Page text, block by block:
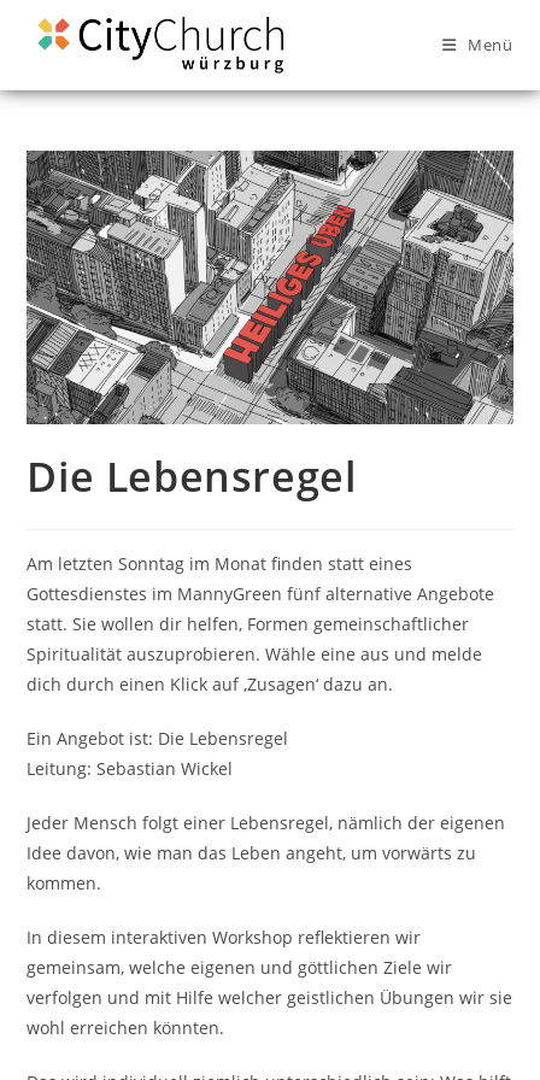
Menü
Die Lebensregel
Am letzten Sonntag im Monat finden statt eines
Gottesdienstes im MannyGreen fünf alternative Angebote
statt. Sie wollen dir helfen, Formen gemeinschaftlicher
Spiritualität auszuprobieren. Wähle eine aus und melde
dich durch einen Klick auf ‚Zusagen‘ dazu an.
Ein Angebot ist: Die Lebensregel
Leitung: Sebastian Wickel
Jeder Mensch folgt einer Lebensregel, nämlich der eigenen
Idee davon, wie man das Leben angeht, um vorwärts zu
kommen.
In diesem interaktiven Workshop reflektieren wir
gemeinsam, welche eigenen und göttlichen Ziele wir
verfolgen und mit Hilfe welcher geistlichen Übungen wir sie
wohl erreichen könnten.